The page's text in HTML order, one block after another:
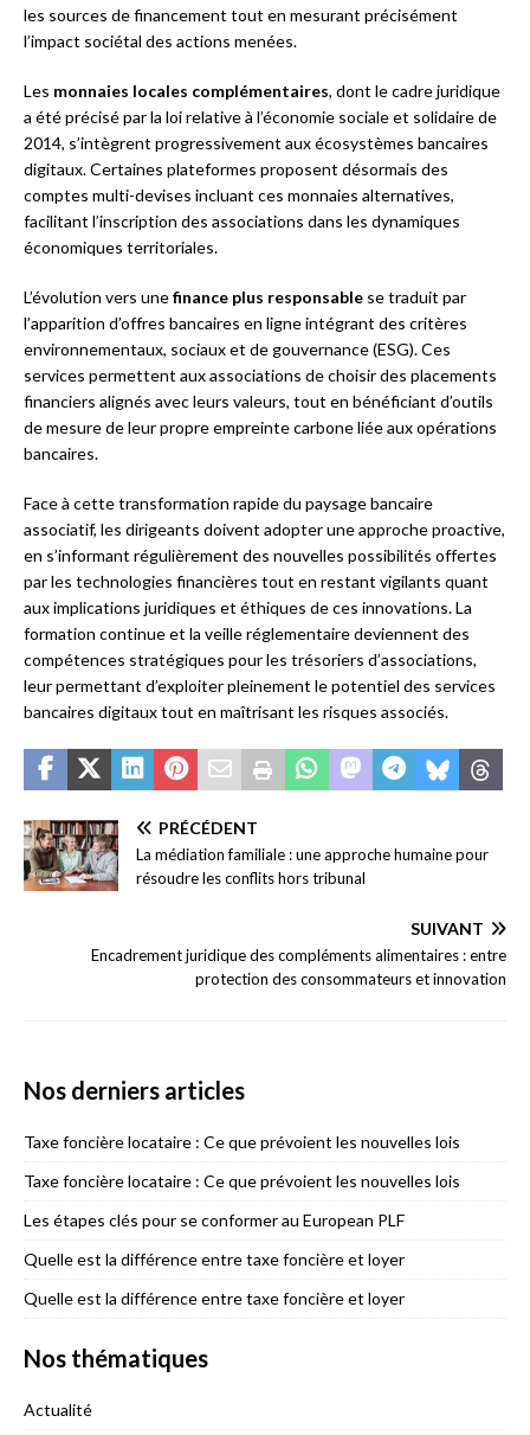
les sources de financement tout en mesurant précisément
l’impact sociétal des actions menées.
Les monnaies locales complémentaires, dont le cadre juridique
a été précisé par la loi relative à l’économie sociale et solidaire de
2014, s’intègrent progressivement aux écosystèmes bancaires
digitaux. Certaines plateformes proposent désormais des
comptes multi-devises incluant ces monnaies alternatives,
facilitant l’inscription des associations dans les dynamiques
économiques territoriales.
L’évolution vers unefinance plus responsable se traduit par
l’apparition d’offres bancaires en ligne intégrant des critères
environnementaux, sociaux et de gouvernance (ESG). Ces
services permettent aux associations de choisir des placements
financiers alignés avec leurs valeurs, tout en bénéficiant d’outils
de mesure de leur propre empreinte carbone liée aux opérations
bancaires.
Face à cette transformation rapide du paysage bancaire
associatif, les dirigeants doivent adopter une approche proactive,
en s’informant régulièrement des nouvelles possibilités offertes
par les technologies financières tout en restant vigilants quant
aux implications juridiques et éthiques de ces innovations. La
formation continue et la veille réglementaire deviennent des
compétences stratégiques pour les trésoriers d’associations,
leur permettant d’exploiter pleinement le potentiel des services
bancaires digitaux tout en maîtrisant les risques associés.
PRÉCÉDENT
La médiation familiale : une approche humaine pour
résoudre les conflits hors tribunal
SUIVANT
Encadrement juridique des compléments alimentaires : entre
protection des consommateurs et innovation
Nos derniers articles
Taxe foncière locataire : Ce que prévoient les nouvelles lois
Taxe foncière locataire : Ce que prévoient les nouvelles lois
Les étapes clés pour se conformer au European PLF
Quelle est la différence entre taxe foncière et loyer
Quelle est la différence entre taxe foncière et loyer
Nos thématiques
Actualité